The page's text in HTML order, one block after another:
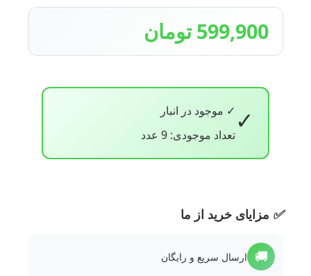
599,900 تومان
✓ ✓ موجود در انبار
تعداد موجودی: 9 عدد
✅ مزایای خرید از ما
🚚 ارسال سریع و رایگان